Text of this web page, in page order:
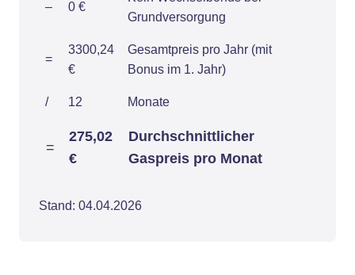
– 0 €
Grundversorgung
=
3300,24
€
Gesamtpreis pro Jahr (mit
Bonus im 1. Jahr)
/ 12 Monate
=
275,02
€
Durchschnittlicher
Gaspreis pro Monat
Stand: 04.04.2026